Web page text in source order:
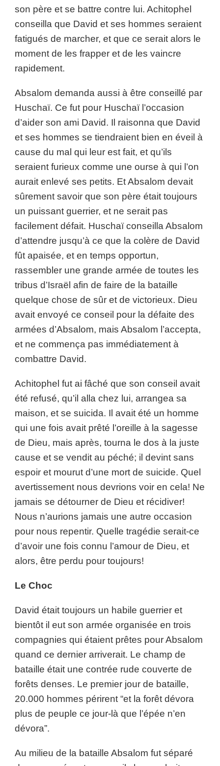
son père et se battre contre lui. Achitophel
conseilla que David et ses hommes seraient
fatigués de marcher, et que ce serait alors le
moment de les frapper et de les vaincre
rapidement.
Absalom demanda aussi à être conseillé par
Huschaï. Ce fut pour Huschaï l’occasion
d’aider son ami David. Il raisonna que David
et ses hommes se tiendraient bien en éveil à
cause du mal qui leur est fait, et qu’ils
seraient furieux comme une ourse à qui l’on
aurait enlevé ses petits. Et Absalom devait
sûrement savoir que son père était toujours
un puissant guerrier, et ne serait pas
facilement défait. Huschaï conseilla Absalom
d’attendre jusqu’à ce que la colère de David
fût apaisée, et en temps opportun,
rassembler une grande armée de toutes les
tribus d’Israël afin de faire de la bataille
quelque chose de sûr et de victorieux. Dieu
avait envoyé ce conseil pour la défaite des
armées d’Absalom, mais Absalom l’accepta,
et ne commença pas immédiatement à
combattre David.
Achitophel fut ai fâché que son conseil avait
été refusé, qu’il alla chez lui, arrangea sa
maison, et se suicida. Il avait été un homme
qui une fois avait prêté l’oreille à la sagesse
de Dieu, mais après, tourna le dos à la juste
cause et se vendit au péché; il devint sans
espoir et mourut d’une mort de suicide. Quel
avertissement nous devrions voir en cela! Ne
jamais se détourner de Dieu et récidiver!
Nous n’aurions jamais une autre occasion
pour nous repentir. Quelle tragédie serait-ce
d’avoir une fois connu l’amour de Dieu, et
alors, être perdu pour toujours!
Le Choc
David était toujours un habile guerrier et
bientôt il eut son armée organisée en trois
compagnies qui étaient prêtes pour Absalom
quand ce dernier arriverait. Le champ de
bataille était une contrée rude couverte de
forêts denses. Le premier jour de bataille,
20.000 hommes périrent “et la forêt dévora
plus de peuple ce jour-là que l’épée n’en
dévora”.
Au milieu de la bataille Absalom fut séparé